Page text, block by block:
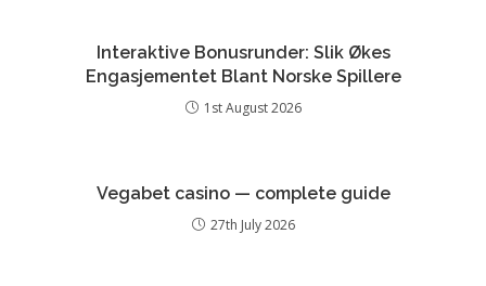
Interaktive Bonusrunder: Slik Økes
Engasjementet Blant Norske Spillere
1st August 2026
Vegabet casino — complete guide
27th July 2026